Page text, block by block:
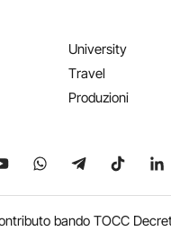
University
Travel
Produzioni
su X su YouTube
Seguici suSeguici suSeguici
bando TOCC